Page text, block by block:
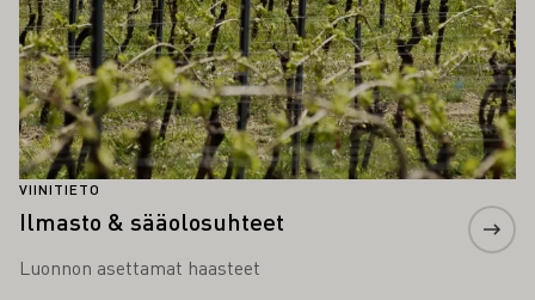
VIINITIETO
Ilmasto & sääolosuhteet
Luonnon asettamat haasteet